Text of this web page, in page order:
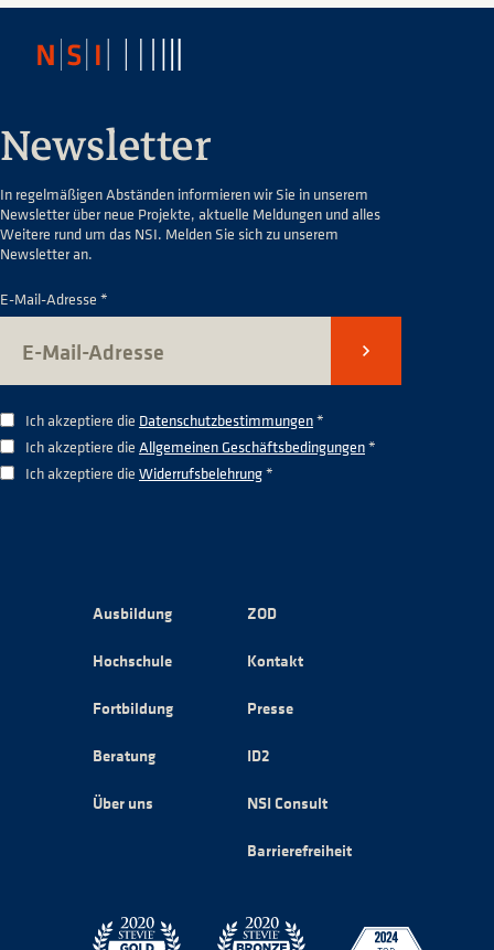
Newsletter
In regelmäßigen Abständen informieren wir Sie in unserem
Newsletter über neue Projekte, aktuelle Meldungen und alles
Weitere rund um das NSI. Melden Sie sich zu unserem
Newsletter an.
E-Mail-Adresse *
Senden
Ich akzeptiere die Datenschutzbestimmungen*
Ich akzeptiere die Allgemeinen Geschäftsbedingungen*
Ich akzeptiere die Widerrufsbelehrung*
Ausbildung
Hochschule
Fortbildung
Beratung
Über uns
ZOD
Kontakt
Presse
ID2
NSI Consult
Barrierefreiheit